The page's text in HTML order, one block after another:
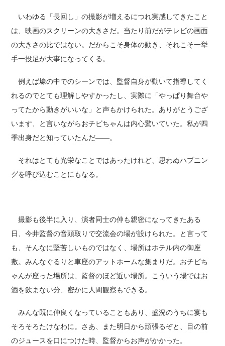
いわゆる「長回し」の撮影が増えるにつれ実感してきたこと
は、映画のスクリーンの大きさだ。当たり前だがテレビの画面
の大きさの比ではない。だからこそ身体の動き、それこそ一挙
手一投足が大事になってくる。
例えば壕の中でのシーンでは、監督自身が動いて指導してく
れるのでとても理解しやすかったし、実際に「やっぱり舞台や
ってたから動きがいいな」と声もかけられた。ありがとうござ
います、と言いながらおチビちゃんは内心驚いていた。私が四
季出身だと知っていたんだ――。
それはとても光栄なことではあったけれど、思わぬハプニン
グを呼び込むことにもなる。
撮影も後半に入り、演者同士の仲も親密になってきたある
日、今井監督の音頭取りで交流会の場が設けられた。と言って
も、そんなに堅苦しいものではなく、場所はホテル内の御座
敷。みんなぐるりと車座のアットホームな集まりだ。おチビち
ゃんが座った場所は、監督のほど近い場所。こういう場ではお
酒を飲まない分、密かに人間観察もできる。
みんな既に仲良くなっていることもあり、盛況のうちに宴も
そろそろたけなわに。さあ、また明日から頑張るぞと、目の前
のジュースを口につけた時、監督からお声がかかった。